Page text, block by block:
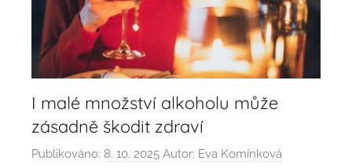
I malé množství alkoholu může
zásadně škodit zdraví
Publikováno: 8. 10. 2025 Autor: Eva Komínková